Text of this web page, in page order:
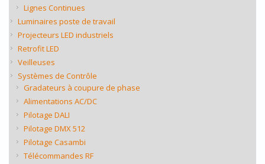
Lignes Continues
Luminaires poste de travail
Projecteurs LED industriels
Retrofit LED
Veilleuses
Systèmes de Contrôle
Gradateurs à coupure de phase
Alimentations AC/DC
Pilotage DALI
Pilotage DMX 512
Pilotage Casambi
Télécommandes RF